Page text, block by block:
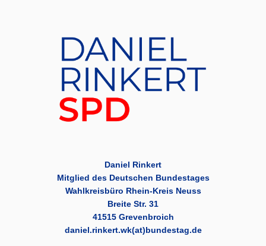
Daniel Rinkert
Mitglied des Deutschen Bundestages
Wahlkreisbüro Rhein-Kreis Neuss
Breite Str. 31
41515 Grevenbroich
daniel.rinkert.wk(at)bundestag.de